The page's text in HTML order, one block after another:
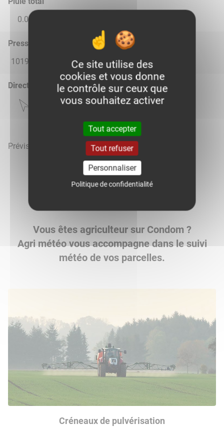
0.0
Pression atmosphérique (hPa)
1019.0
1014.0 1016.0 1014.0
Direction du vent
Prévisions météo mises à jour le 7 août 2026 à 12h
Vous êtes agriculteur sur Condom ?
Agri météo vous accompagne dans le suivi
météo de vos parcelles.
Créneaux de pulvérisation
Ce site utilise des
cookies et vous donne
le contrôle sur ceux que
vous souhaitez activer
Tout accepter
Tout refuser
Personnaliser
Politique de confidentialité